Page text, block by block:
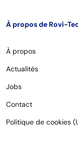
À propos de Rovi-
À propos
Actualités
Jobs
Contact
Politique de cookies